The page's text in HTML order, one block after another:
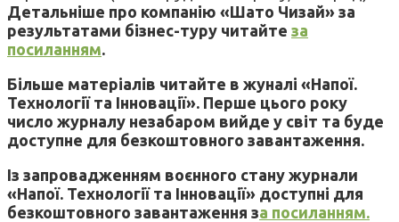
Детальніше про компанію «Шато Чизай» за
результатами бізнес-туру читайте за
посиланням.
Більше матеріалів читайте в жуналі «Напої.
Технології та Інновації». Перше цього року
число журналу незабаром вийде у світ та буде
доступне для безкоштовного завантаження.
Із запровадженням воєнного стану журнали
«Напої. Технології та Інновації» доступні для
безкоштовного завантаження за посиланням.